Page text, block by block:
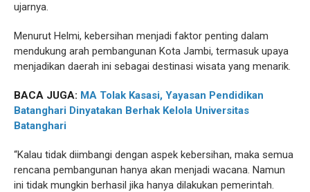
ujarnya.
Menurut Helmi, kebersihan menjadi faktor penting dalam
mendukung arah pembangunan Kota Jambi, termasuk upaya
menjadikan daerah ini sebagai destinasi wisata yang menarik.
BACA JUGA: MA Tolak Kasasi, Yayasan Pendidikan
Batanghari Dinyatakan Berhak Kelola Universitas
Batanghari
“Kalau tidak diimbangi dengan aspek kebersihan, maka semua
rencana pembangunan hanya akan menjadi wacana. Namun
ini tidak mungkin berhasil jika hanya dilakukan pemerintah.